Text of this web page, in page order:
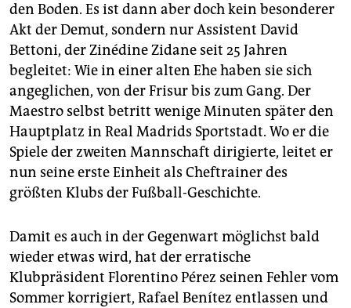
abo
genossenschaft
epaper login
den Boden. Es ist dann aber doch kein besonderer
Akt der Demut, sondern nur Assistent David
Bettoni, der Zinédine Zidane seit 25 Jahren
begleitet: Wie in einer alten Ehe haben sie sich
angeglichen, von der Frisur bis zum Gang. Der
Maestro selbst betritt wenige Minuten später den
Hauptplatz in Real Madrids Sportstadt. Wo er die
Spiele der zweiten Mannschaft dirigierte, leitet er
nun seine erste Einheit als Cheftrainer des
größten Klubs der Fußball-Geschichte.
Damit es auch in der Gegenwart möglichst bald
wieder etwas wird, hat der erratische
Klubpräsident Florentino Pérez seinen Fehler vom
Sommer korrigiert, Rafael Benítez entlassen und